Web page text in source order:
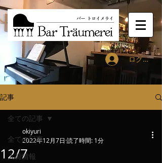
ログイン
記事
全ての記事
入荷情報
全ての記事
12/7
okiyuri
2022年12月7日 読了時間: 1分